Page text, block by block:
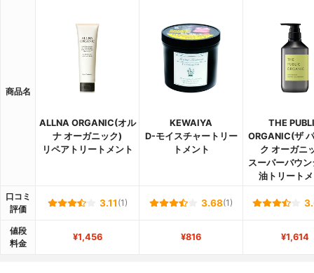
商品名
ALLNA ORGANIC(オル
ナ オーガニック)
リペアトリートメント
KEWAIYA
D-モイスチャートリー
トメント
THE
ORGANIC(ザ
ク オーガニ
スーパーバウ
油トリート
口コミ
評価
3.11 (1) 3.68(1)
値段
料金
¥1,456 ¥816 ¥1,614